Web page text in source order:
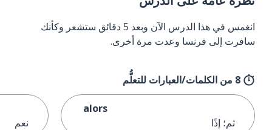
انغمس في هذا الدرس الآن وبعد 5 دقائق ستشعر وكأنك
سافرت إلى فرنسا وعدت مرة أخرى.
8 من الكلمات/العبارات للتعلُّم
alors
ثم؛ إذًا
نعم